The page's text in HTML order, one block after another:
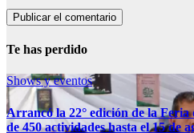
Te has perdido
Shows y eventos
Arrancó la 22° edición de la
de 450 actividades hasta el 15 de